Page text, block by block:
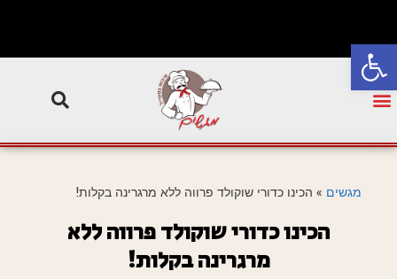
פתח סרגל נגישות
מגשים » הכינו כדורי שוקולד פרווה ללא מרגרינה בקלות!
הכינו כדורי שוקולד פרווה ללא
מרגרינה בקלות!